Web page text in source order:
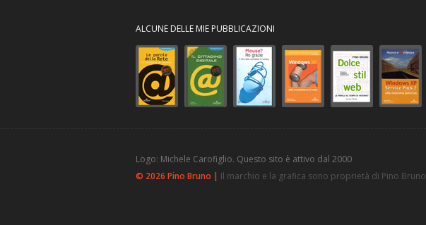
ALCUNE DELLE MIE PUBBLICAZIONI
Logo: Michele Carofiglio. Questo sito è attivo dal 2000
© 2026 Pino Bruno | Il marchio e la grafica sono proprietà di Pino Bruno